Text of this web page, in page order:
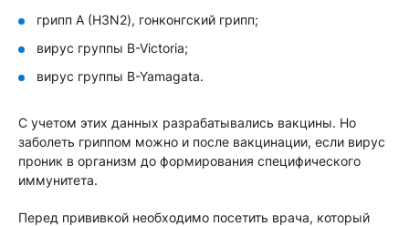
грипп А (H3N2), гонконгский грипп;
вирус группы B-Victoria;
вирус группы B-Yamagata.
С учетом этих данных разрабатывались вакцины. Но
заболеть гриппом можно и после вакцинации, если вирус
проник в организм до формирования специфического
иммунитета.
Перед прививкой необходимо посетить врача, который